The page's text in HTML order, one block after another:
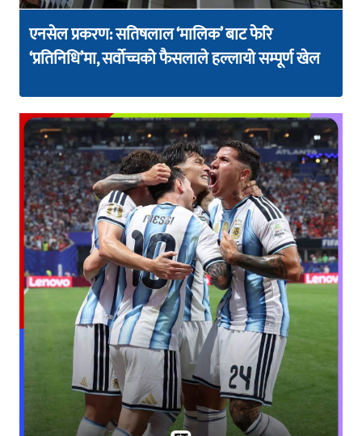
एनसेल प्रकरण: सतिषलाल ‘मालिक’ बाट फेरि
‘प्रतिनिधि’मा, सर्वोच्चको फैसलाले हल्लायो सम्पूर्ण खेल